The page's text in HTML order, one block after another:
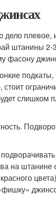
плевое,
штанины 2-
фасону
слишком
на штанине